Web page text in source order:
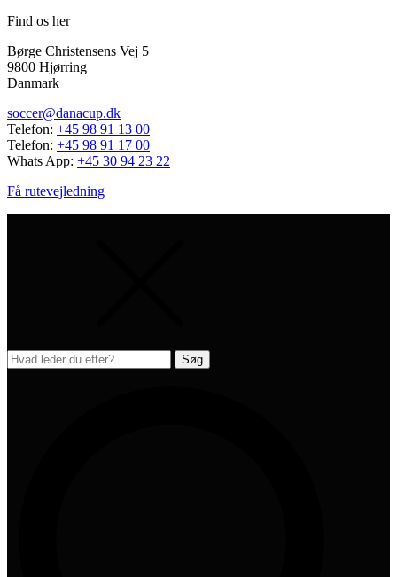
Find os her
Børge Christensens Vej 5
9800 Hjørring
Danmark
soccer@danacup.dk
Telefon: +45 98 91 13 00
Telefon: +45 98 91 17 00
Whats App: +45 30 94 23 22
Få rutevejledning